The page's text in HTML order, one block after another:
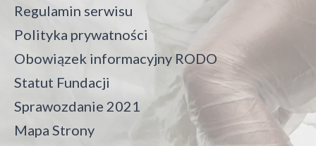
Regulamin serwisu
Polityka prywatności
Obowiązek informacyjny RODO
Statut Fundacji
Sprawozdanie 2021
Mapa Strony